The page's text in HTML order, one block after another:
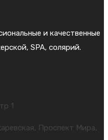
и качественные
SPA, солярий.
1
Проспект Мира,